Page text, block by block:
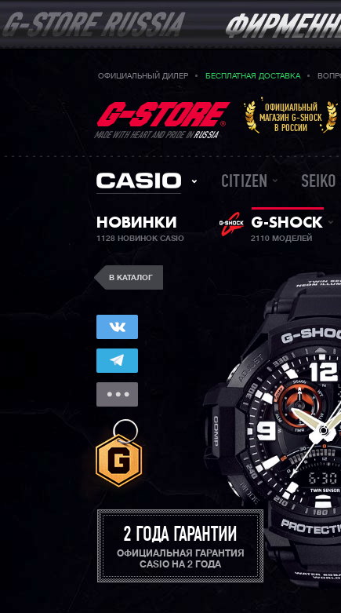
ОФИЦИАЛЬНЫЙ ДИЛЕР БЕСПЛАТНАЯ ДОСТАВКА
MADE WITH HEART AND PRIDE INRUSSIA
ОФИЦИАЛЬНЫЙ
МАГАЗИН G-SHOCK
В РОССИИ
CITIZEN SEIKO
НОВИНКИ
1128 НОВИНОК CASIO
G-SHOCK
2110 МОДЕЛЕЙ
В КАТАЛОГ
2 ГОДА ГАРАНТИИ
ОФИЦИАЛЬНАЯ ГАРАНТИЯ
CASIO НА 2 ГОДА